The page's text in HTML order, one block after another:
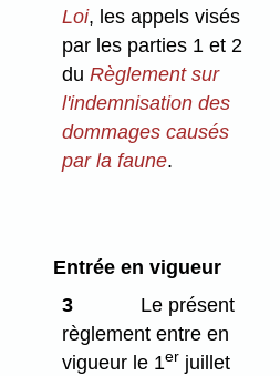
Loi, les appels visés
par les parties 1 et 2
duRèglement sur
l'indemnisation des
dommages causés
par la faune.
Entrée en vigueur
3
Le présent
règlement entre en
vigueur le 1er juillet